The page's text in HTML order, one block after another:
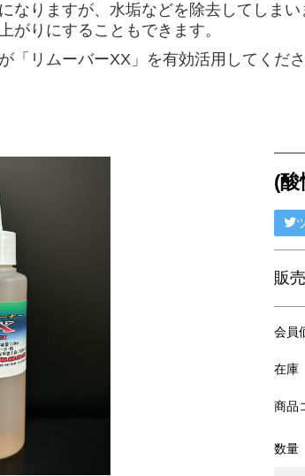
なりますが、水垢などを除去してしま
がりにすることもできます。
「リムーバーXX」を有効活用してくださ
(
販
会員
在庫
商品
数量